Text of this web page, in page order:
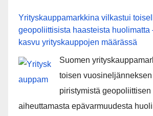
Yrityskauppamarkkina vilkastui
geopoliittisista haasteista huolimatta
kasvu yrityskauppojen määrässä
Suomen
toisen
piristymistä geopoliittisen
aiheuttamasta epävarmuudesta